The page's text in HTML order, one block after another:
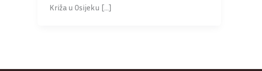
Križa u Osijeku […]